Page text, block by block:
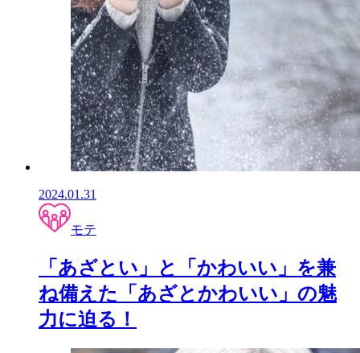
2024.01.31
モテ
「あざとい」と「かわいい」を兼
ね備えた「あざとかわいい」の魅
力に迫る！